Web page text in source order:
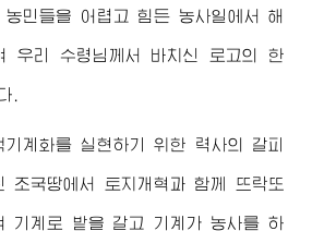
민들을 어렵고 힘든 농사일에서 해
우리 수령님께서 바치신 로고의 한
.
기계화를 실현하기 위한 력사의 갈피
조국땅에서 토지개혁과 함께 뜨락또
기계로 밭을 갈고 기계가 농사를 하